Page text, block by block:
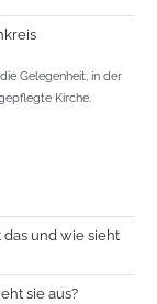
Gelegenheit, in der
Kirche.
das und wie sieht
sie aus?